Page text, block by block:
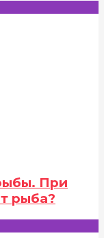
При
рыба?